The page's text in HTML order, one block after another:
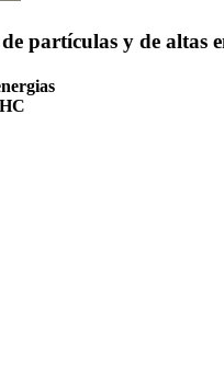
partículas y de altas